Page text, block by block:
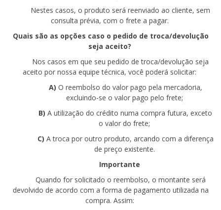
Nestes casos, o produto será reenviado ao cliente, sem
consulta prévia, com o frete a pagar.
Quais são as opções caso o pedido de troca/devolução
seja aceito?
Nos casos em que seu pedido de troca/devolução seja
aceito por nossa equipe técnica, você poderá solicitar:
A) O reembolso do valor pago pela mercadoria,
excluindo-se o valor pago pelo frete;
B) A utilização do crédito numa compra futura, exceto
o valor do frete;
C) A troca por outro produto, arcando com a diferença
de preço existente.
Importante
Quando for solicitado o reembolso, o montante será
devolvido de acordo com a forma de pagamento utilizada na
compra. Assim: